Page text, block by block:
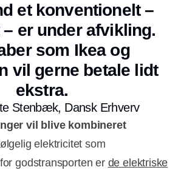
et konventionelt –
er under afvikling.
som Ikea og
vil gerne betale lidt
ekstra.
Stenbæk, Dansk Erhverv
vil blive kombineret
elektricitet som
godstransporten er de elektriske